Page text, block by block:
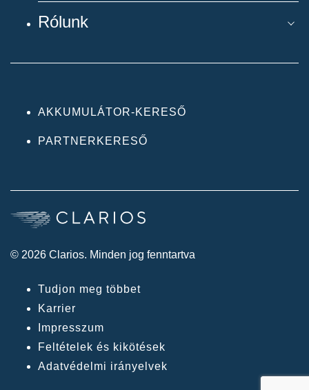
Rólunk
AKKUMULÁTOR-KERESŐ
PARTNERKERESŐ
© 2026 Clarios. Minden jog fenntartva
Tudjon meg többet
Karrier
Impresszum
Feltételek és kikötések
Adatvédelmi irányelvek